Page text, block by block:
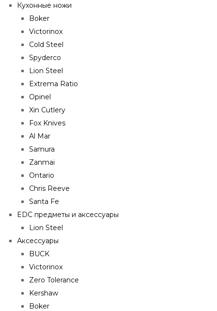
Кухонные ножи
Boker
Victorinox
Cold Steel
Spyderco
Lion Steel
Extrema Ratio
Opinel
Xin Cutlery
Fox Knives
Al Mar
Samura
Zanmai
Ontario
Chris Reeve
Santa Fe
EDC предметы и аксессуары
Lion Steel
Аксессуары
BUCK
Victorinox
Zero Tolerance
Kershaw
Boker